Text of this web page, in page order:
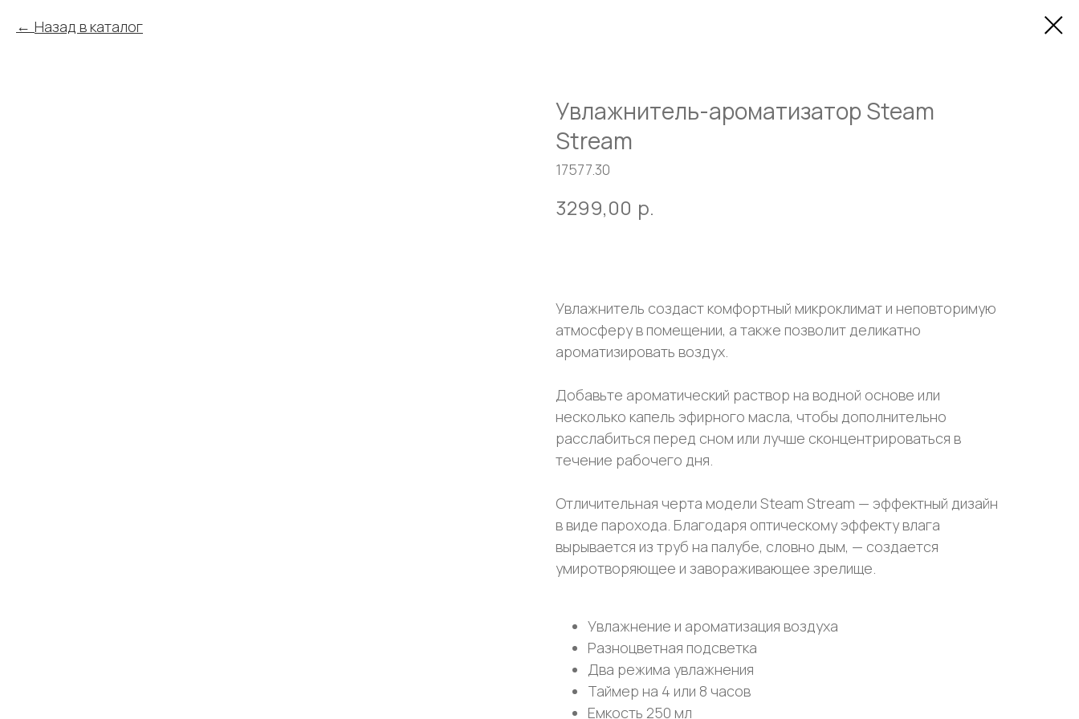
Назад в каталог
Увлажнитель-ароматизатор Steam
Stream
17577.30
3299,00 р.
Увлажнитель создаст комфортный микроклимат и неповторимую
атмосферу в помещении, а также позволит деликатно
ароматизировать воздух.
Добавьте ароматический раствор на водной основе или
несколько капель эфирного масла, чтобы дополнительно
расслабиться перед сном или лучше сконцентрироваться в
течение рабочего дня.
Отличительная черта модели Steam Stream — эффектный дизайн
в виде парохода. Благодаря оптическому эффекту влага
вырывается из труб на палубе, словно дым, — создается
умиротворяющее и завораживающее зрелище.
Увлажнение и ароматизация воздуха
Разноцветная подсветка
Два режима увлажнения
Таймер на 4 или 8 часов
Емкость 250 мл